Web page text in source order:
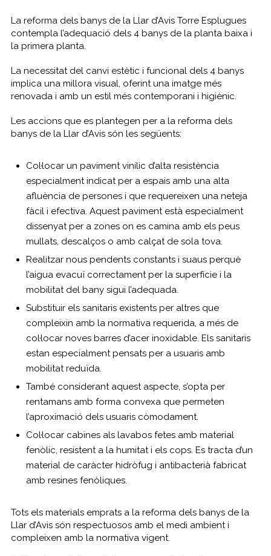
La reforma dels banys de la Llar d’Avis Torre Esplugues
contempla l’adequació dels 4 banys de la planta baixa i
la primera planta.
La necessitat del canvi estètic i funcional dels 4 banys
implica una millora visual, oferint una imatge més
renovada i amb un estil més contemporani i higiènic.
Les accions que es plantegen per a la reforma dels
banys de la Llar d’Avis són les següents:
Col·locar un paviment vinílic d’alta resistència
especialment indicat per a espais amb una alta
afluència de persones i que requereixen una neteja
fàcil i efectiva. Aquest paviment està especialment
dissenyat per a zones on es camina amb els peus
mullats, descalços o amb calçat de sola tova.
Realitzar nous pendents constants i suaus perquè
l’aigua evacuï correctament per la superfície i la
mobilitat del bany sigui l’adequada.
Substituir els sanitaris existents per altres que
compleixin amb la normativa requerida, a més de
col·locar noves barres d’acer inoxidable. Els sanitaris
estan especialment pensats per a usuaris amb
mobilitat reduïda.
També considerant aquest aspecte, s’opta per
rentamans amb forma convexa que permeten
l’aproximació dels usuaris còmodament.
Col·locar cabines als lavabos fetes amb material
fenòlic, resistent a la humitat i els cops. Es tracta d’un
material de caràcter hidròfug i antibacterià fabricat
amb resines fenòliques.
Tots els materials emprats a la reforma dels banys de la
Llar d’Avis són respectuosos amb el medi ambient i
compleixen amb la normativa vigent.